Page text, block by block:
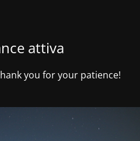
attiva
you for your patience!